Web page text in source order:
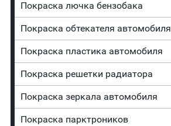
Покраска лючка бензобака
Покраска обтекателя автомобиля
Покраска пластика автомобиля
Покраска решетки радиатора
Покраска зеркала автомобиля
Покраска парктроников